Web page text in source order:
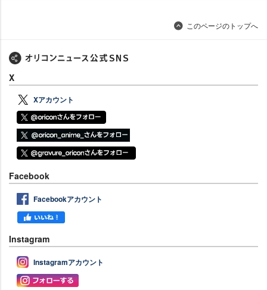
このページのトップへ
X
Xアカウント
Facebook
Facebookアカウント
Instagram
Instagramアカウント